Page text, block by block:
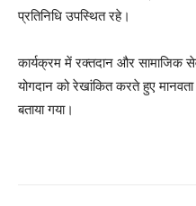
प्रतिनिधि उपस्थित रहे।
कार्यक्रम में रक्तदान और सामाजिक
योगदान को रेखांकित करते हुए
बताया गया।